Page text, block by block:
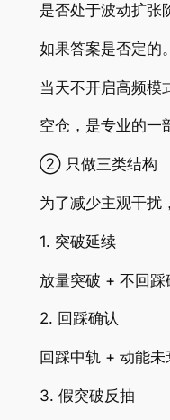
是否处于波动扩张
如果答案是否定的。
当天不开启高频模
空仓，是专业的一
② 只做三类结构
为了减少主观干扰
1. 突破延续
放量突破 + 不回踩
2. 回踩确认
回踩中轨 + 动能未
3. 假突破反抽